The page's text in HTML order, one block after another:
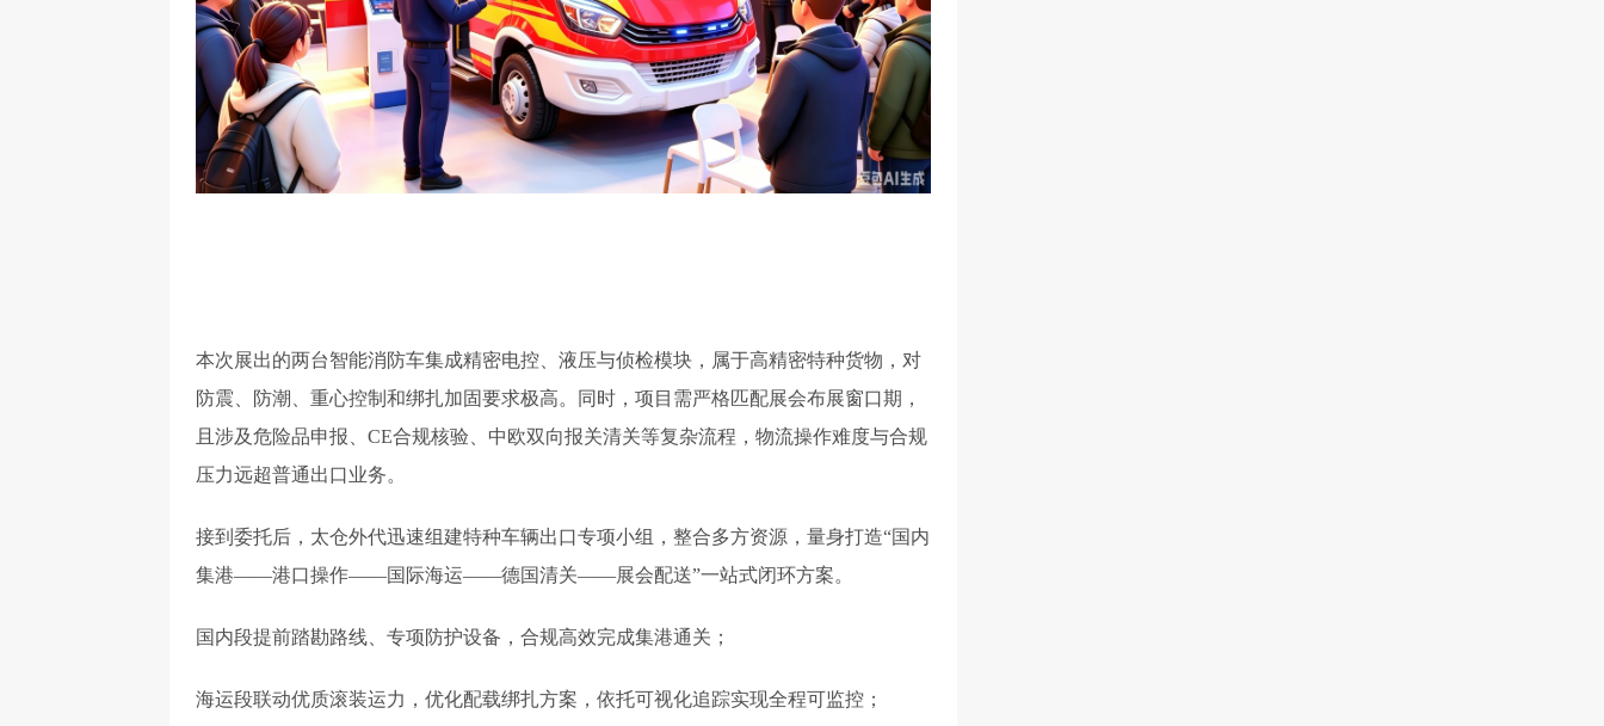
本次展出的两台智能消防车集成精密电控、液压与侦检模块，属于高精密特种货物，对
防震、防潮、重心控制和绑扎加固要求极高。同时，项目需严格匹配展会布展窗口期，
且涉及危险品申报、CE合规核验、中欧双向报关清关等复杂流程，物流操作难度与合规
压力远超普通出口业务。
接到委托后，太仓外代迅速组建特种车辆出口专项小组，整合多方资源，量身打造“国内
集港——港口操作——国际海运——德国清关——展会配送”一站式闭环方案。
国内段提前踏勘路线、专项防护设备，合规高效完成集港通关；
海运段联动优质滚装运力，优化配载绑扎方案，依托可视化追踪实现全程可监控；